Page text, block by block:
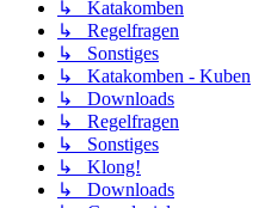
↳ Katakomben
↳ Regelfragen
↳ Sonstiges
↳ Katakomben - Kuben
↳ Downloads
↳ Regelfragen
↳ Sonstiges
↳ Klong!
↳ Downloads